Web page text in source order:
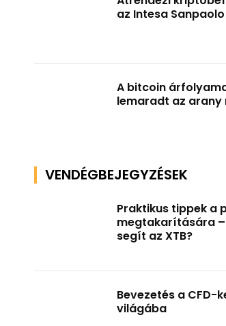
az Intesa Sanpaolo
A bitcoin
lemaradt az arany
VENDÉGBEJEGYZÉSEK
Praktikus tippek a
megtakarítására
segít az XTB?
Bevezetés a CFD-
világába